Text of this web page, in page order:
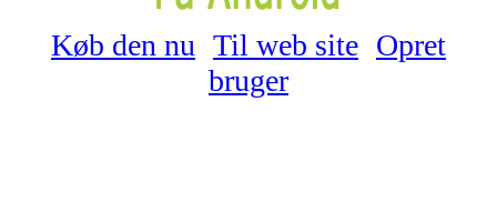
Køb den nu Til web site Opret
bruger